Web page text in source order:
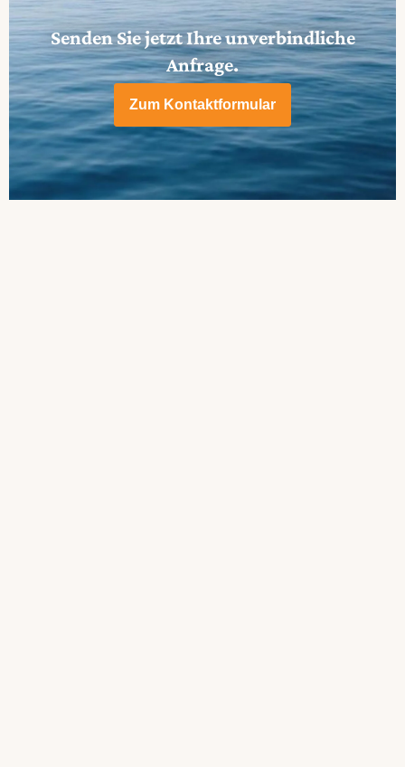
Senden Sie jetzt Ihre unverbindliche
Anfrage.
Zum Kontaktformular